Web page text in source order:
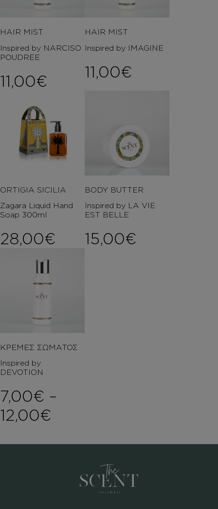
HAIR MIST
Inspired by NARCISO
POUDREE
11,00€
HAIR MIST
Inspired by IMAGINE
11,00€
ORTIGIA SICILIA
Zagara Liquid Hand
Soap 300ml
28,00€
BODY BUTTER
Inspired by LA VIE
EST BELLE
15,00€
ΚΡΕΜΕΣ ΣΩΜΑΤΟΣ
Inspired by
DEVOTION
7,00€ –
12,00€